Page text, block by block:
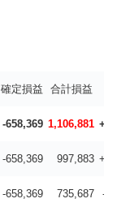
確定損益 合計損益
-658,369 1,106,881
-658,369 997,883
-658,369 735,687 -